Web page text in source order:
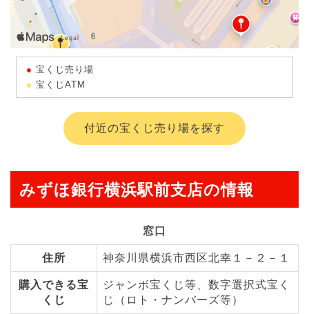
宝くじ売り場
宝くじATM
付近の宝くじ売り場を探す
みずほ銀行横浜駅前支店の情報
窓口
住所 神奈川県横浜市西区北幸１－２－１
購入できる宝
くじ
ジャンボ宝くじ等、数字選択式宝く
じ（ロト・ナンバーズ等）